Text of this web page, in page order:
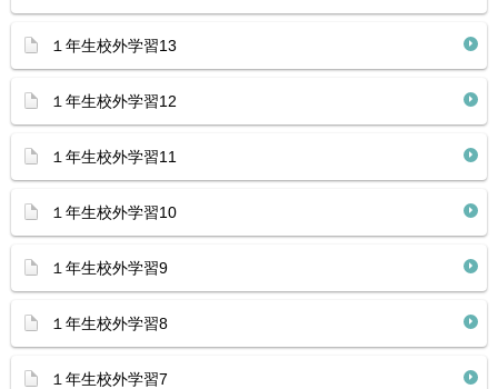
１年生校外学習13
１年生校外学習12
１年生校外学習11
１年生校外学習10
１年生校外学習9
１年生校外学習8
１年生校外学習7